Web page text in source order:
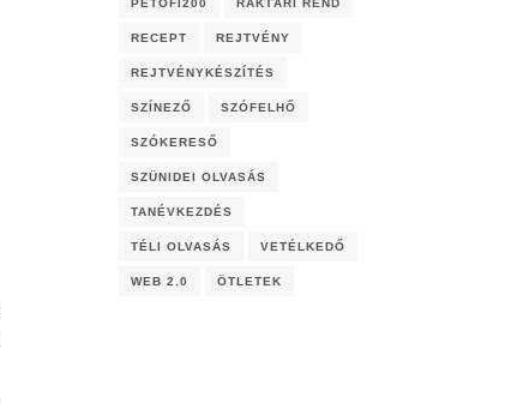
PETŐFI200 RAKTÁRI REND
RECEPT REJTVÉNY
REJTVÉNYKÉSZÍTÉS
SZÍNEZŐ SZÓFELHŐ
SZÓKERESŐ
SZÜNIDEI OLVASÁS
TANÉVKEZDÉS
TÉLI OLVASÁS VETÉLKEDŐ
WEB 2.0 ÖTLETEK